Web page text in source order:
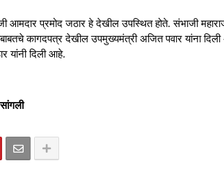
आमदार प्रमोद जठार हे देखील उपस्थित होते. संभाजी
कागदपत्र देखील उपमुख्यमंत्री अजित पवार यांना दिली
यांनी दिली आहे.